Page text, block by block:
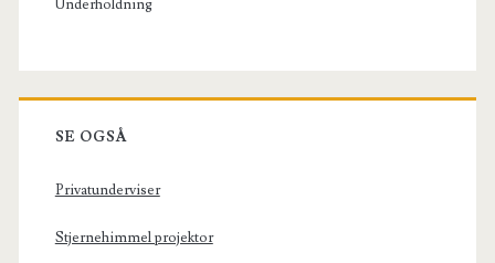
Underholdning
SE OGSÅ
Privatunderviser
Stjernehimmel projektor